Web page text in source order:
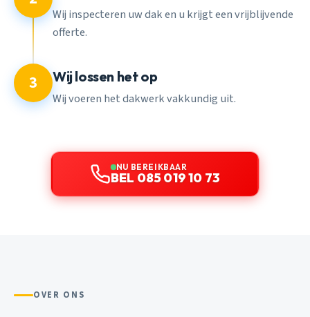
Wij inspecteren uw dak en u krijgt een vrijblijvende
offerte.
3 Wij lossen het op
Wij voeren het dakwerk vakkundig uit.
NU BEREIKBAAR
BEL 085 019 10 73
OVER ONS